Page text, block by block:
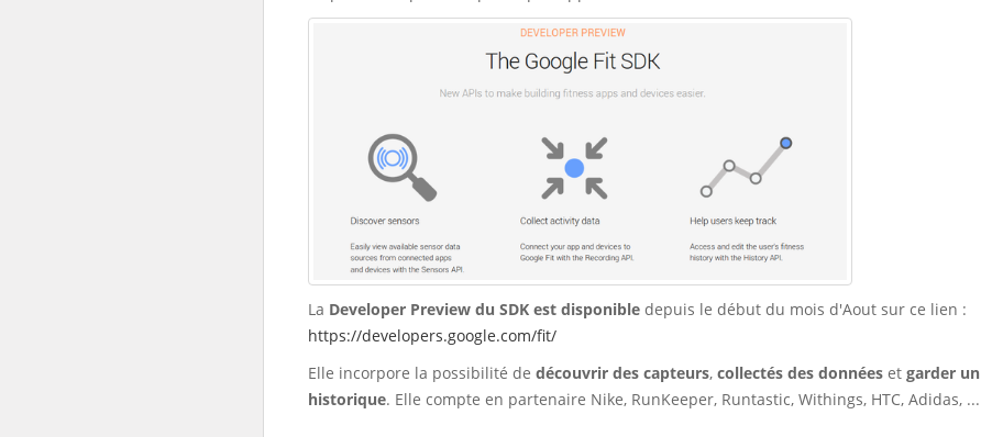
La Developer Preview du SDK est disponible depuis le début du mois d'Aout sur ce lien :
https://developers.google.com/fit/
Elle incorpore la possibilité de découvrir des capteurs, collectés des données et garder un
historique. Elle compte en partenaire Nike, RunKeeper, Runtastic, Withings, HTC, Adidas, ...